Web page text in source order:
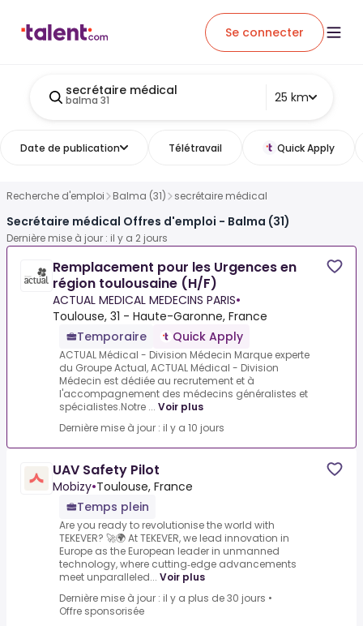
Se connecter
secrétaire médical
balma 31 25 km
Date de publication Télétravail Quick Apply
Recherche d'emploi Balma (31) secrétaire médical
Secrétaire médical Offres d'emploi - Balma (31)
Dernière mise à jour : il y a 2 jours
Remplacement pour les Urgences en
région toulousaine (H/F)
ACTUAL MEDICAL MEDECINS PARIS•
Toulouse, 31 - Haute-Garonne, France
Temporaire
Quick Apply
ACTUAL Médical - Division Médecin Marque experte
du Groupe Actual, ACTUAL Médical - Division
Médecin est dédiée au recrutement et à
l'accompagnement des médecins généralistes et
spécialistes.Notre ... Voir plus
Dernière mise à jour : il y a 10 jours
UAV Safety Pilot
Mobizy•Toulouse, France
Temps plein
Are you ready to revolutionise the world with
TEKEVER? 🚀🌍 At TEKEVER, we lead innovation in
Europe as the European leader in unmanned
technology, where cutting‑edge advancements
meet unparalleled... Voir plus
Dernière mise à jour : il y a plus de 30 jours •
Offre sponsorisée